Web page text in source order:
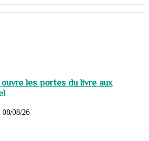
les portes du livre aux
08/08/26